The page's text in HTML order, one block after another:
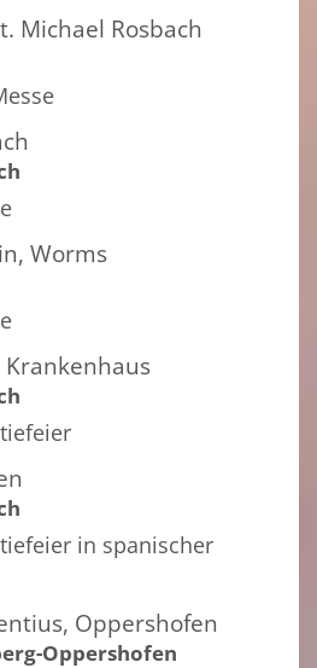
Michael Rosbach
Worms
in spanischer
Oppershofen
Oppershofen